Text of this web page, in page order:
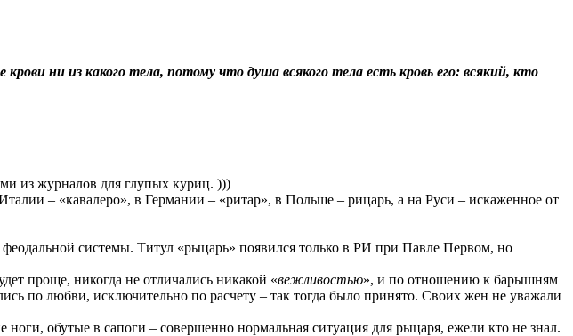
ни из какого тела, потому что душа всякого тела есть кровь его: всякий, кто
из журналов для глупых куриц. )))
– «кавалеро», в Германии – «ритар», в Польше – рицарь, а на Руси – искаженное от
системы. Титул «рыцарь» появился только в РИ при Павле Первом, но
проще, никогда не отличались никакой «вежливостью», и по отношению к барышням
по любви, исключительно по расчету – так тогда было принято. Своих жен не уважали
обутые в сапоги – совершенно нормальная ситуация для рыцаря, ежели кто не знал.